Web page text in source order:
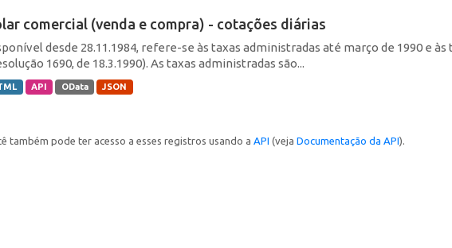
comercial (venda e compra) - cotações diárias
desde 28.11.1984, refere-se às taxas administradas até março de 1990 e
1690, de 18.3.1990). As taxas administradas são...
API OData JSON
também pode ter acesso a esses registros usando a API (veja Documentação da API).